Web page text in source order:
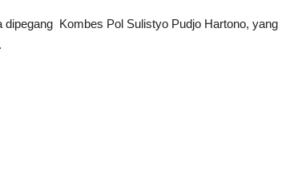
Kombes Pol Sulistyo Pudjo Hartono, yang